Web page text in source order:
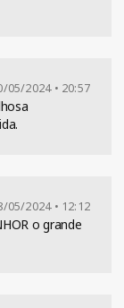
05/2024 • 20:57
05/2024 • 12:12
o grande